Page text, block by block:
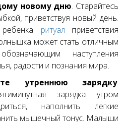
новому дню. Старайтесь
приветствуя новый день.
ритуал приветствия
может стать отличным
наступления
радости и познания мира.
утреннюю зарядку.
зарядка утром
наполнить легкие
мышечный тонус. Малыши